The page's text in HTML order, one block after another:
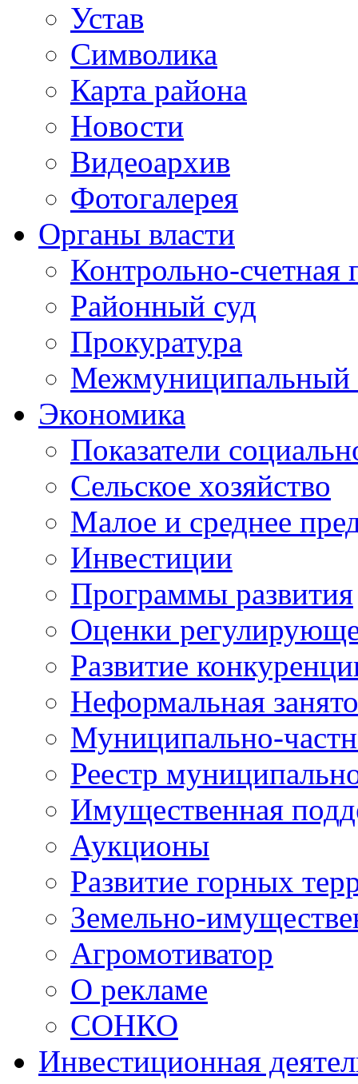
Устав
Символика
Карта района
Новости
Видеоархив
Фотогалерея
Органы власти
Контрольно-счетная
Районный суд
Прокуратура
Межмуниципальный
Экономика
Показатели
Сельское хозяйство
Малое и среднее
Инвестиции
Программы развития
Оценки
Развитие
Неформальная
Муниципально-
Реестр
Имущественная
Аукционы
Развитие горных
Земельно-
Агромотиватор
О рекламе
СОНКО
Инвестиционная